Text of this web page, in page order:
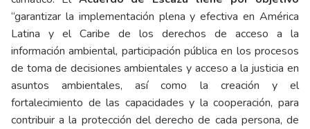
“garantizar la implementación plena y efectiva en América
Latina y el Caribe de los derechos de acceso a la
información ambiental, participación pública en los procesos
de toma de decisiones ambientales y acceso a la justicia en
asuntos ambientales, así como la creación y el
fortalecimiento de las capacidades y la cooperación, para
contribuir a la protección del derecho de cada persona, de